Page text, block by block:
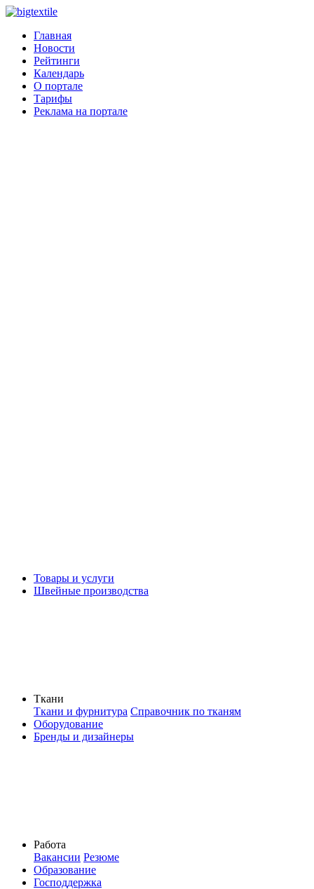
Главная
Новости
Рейтинги
Календарь
О портале
Тарифы
Реклама на портале
Товары и услуги
Швейные производства
Ткани
Ткани и фурнитура Справочник по тканям
Оборудование
Бренды и дизайнеры
Работа
Вакансии Резюме
Образование
Господдержка